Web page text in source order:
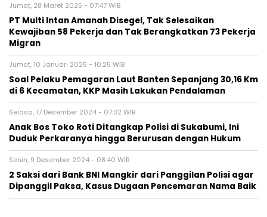
Jumat, 28 Maret 2025 - 07:47 WIB
PT Multi Intan Amanah Disegel, Tak Selesaikan
Kewajiban 58 Pekerja dan Tak Berangkatkan 73 Pekerja
Migran
Jumat, 10 Januari 2025 - 10:25 WIB
Soal Pelaku Pemagaran Laut Banten Sepanjang 30,16 Km
di 6 Kecamatan, KKP Masih Lakukan Pendalaman
Selasa, 17 Desember 2024 - 07:32 WIB
Anak Bos Toko Roti Ditangkap Polisi di Sukabumi, Ini
Duduk Perkaranya hingga Berurusan dengan Hukum
Senin, 9 Desember 2024 - 08:40 WIB
2 Saksi dari Bank BNI Mangkir dari Panggilan Polisi agar
Dipanggil Paksa, Kasus Dugaan Pencemaran Nama Baik